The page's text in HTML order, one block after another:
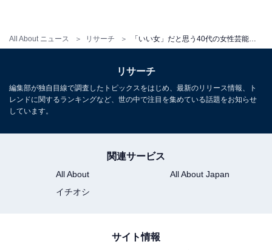
All About ニュース リサーチ
リサーチ
編集部が独自目線で調査したトピックスをはじめ、最新のリリース情報、ト
レンドに関するランキングなど、世の中で注目を集めている話題をお知らせ
しています。
関連サービス
All About
All About Japan
イチオシ
サイト情報